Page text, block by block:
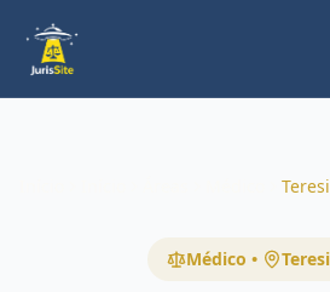
Médico •